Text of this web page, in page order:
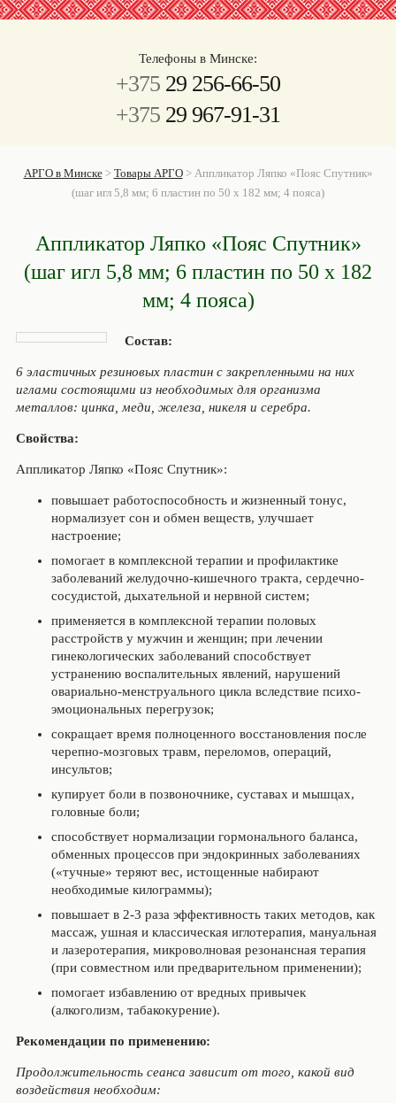
Телефоны в Минске:
+375 29 256-66-50
+375 29 967-91-31
АРГО в Минске> Товары АРГО> Аппликатор Ляпко «Пояс Спутник»
(шаг игл 5,8 мм; 6 пластин по 50 х 182 мм; 4 пояса)
Аппликатор Ляпко «Пояс Спутник»
(шаг игл 5,8 мм; 6 пластин по 50 х 182
мм; 4 пояса)
Состав:
6 эластичных резиновых пластин с закрепленными на них
иглами состоящими из необходимых для организма
металлов: цинка, меди, железа, никеля и серебра.
Свойства:
Аппликатор Ляпко «Пояс Спутник»:
повышает работоспособность и жизненный тонус,
нормализует сон и обмен веществ, улучшает
настроение;
помогает в комплексной терапии и профилактике
заболеваний желудочно-кишечного тракта, сердечно-
сосудистой, дыхательной и нервной систем;
применяется в комплексной терапии половых
расстройств у мужчин и женщин; при лечении
гинекологических заболеваний способствует
устранению воспалительных явлений, нарушений
овариально-менструального цикла вследствие психо-
эмоциональных перегрузок;
сокращает время полноценного восстановления после
черепно-мозговых травм, переломов, операций,
инсультов;
купирует боли в позвоночнике, суставах и мышцах,
головные боли;
способствует нормализации гормонального баланса,
обменных процессов при эндокринных заболеваниях
(«тучные» теряют вес, истощенные набирают
необходимые килограммы);
повышает в 2-3 раза эффективность таких методов, как
массаж, ушная и классическая иглотерапия, мануальная
и лазеротерапия, микроволновая резонансная терапия
(при совместном или предварительном применении);
помогает избавлению от вредных привычек
(алкоголизм, табакокурение).
Рекомендации по применению:
Продолжительность сеанса зависит от того, какой вид
воздействия необходим: